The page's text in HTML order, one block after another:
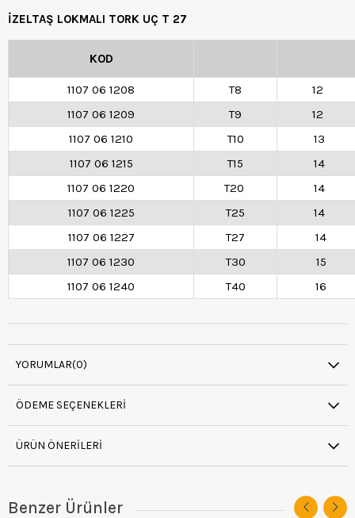
İZELTAŞ LOKMALI TORK UÇ T 27
KOD
1107 06 1208 T8
12
1107 06 1209
T9
12
1107 06 1210
T10
13
1107 06 1215
T15
14
1107 06 1220
T20
14
1107 06 1225
T25
14
1107 06 1227
T27
14
1107 06 1230
T30
15
1107 06 1240
T40 16
YORUMLAR(0)
ÖDEME SEÇENEKLERI
ÜRÜN ÖNERILERI
Benzer Ürünler